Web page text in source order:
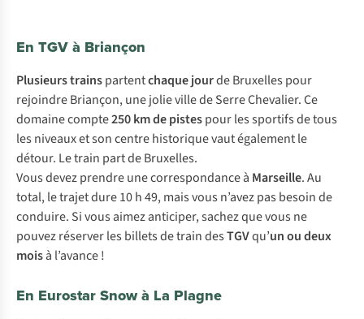
En TGV à Briançon
Plusieurs trainspartentchaque jourde Bruxelles pour
rejoindre Briançon, une jolie ville de Serre Chevalier. Ce
domaine compte250 km de pistespour les sportifs de tous
les niveaux et son centre historique vaut également le
détour. Le train part de Bruxelles.
Vous devez prendre une correspondance à Marseille. Au
total, le trajet dure 10 h 49, mais vous n’avez pas besoin de
conduire. Si vous aimez anticiper, sachez que vous ne
pouvez réserver les billets de train desTGVqu’un ou deux
moisà l’avance !
En Eurostar Snow à La Plagne